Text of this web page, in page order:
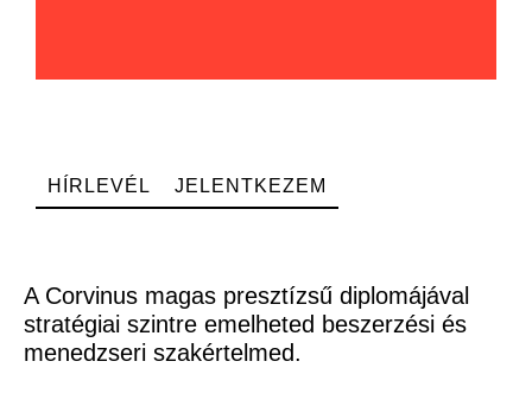
HÍRLEVÉL JELENTKEZEM
A Corvinus magas presztízsű diplomájával
stratégiai szintre emelheted beszerzési és
menedzseri szakértelmed.